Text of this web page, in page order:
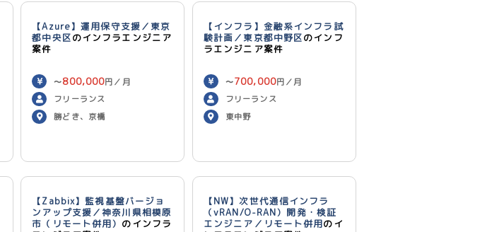
【Azure】運用保守支援／東京
都中央区のインフラエンジニア
案件
〜800,000円／月
フリーランス
勝どき、京橋
【インフラ】金融系インフラ試
験計画／東京都中野区のインフ
ラエンジニア案件
〜700,000円／月
フリーランス
東中野
【Zabbix】監視基盤バージョ
ンアップ支援／神奈川県相模原
市（リモート併用） のインフラ
【NW】次世代通信インフラ
（vRAN/O-RAN）開発・検証
エンジニア／リモート併用のイ